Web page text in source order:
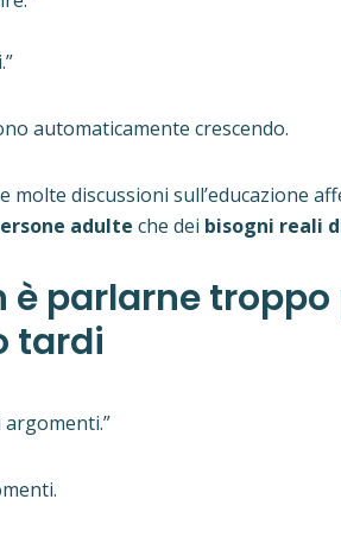
automaticamente crescendo.
molte discussioni sull’educazione
adulte che dei bisogni reali
parlarne troppo
tardi